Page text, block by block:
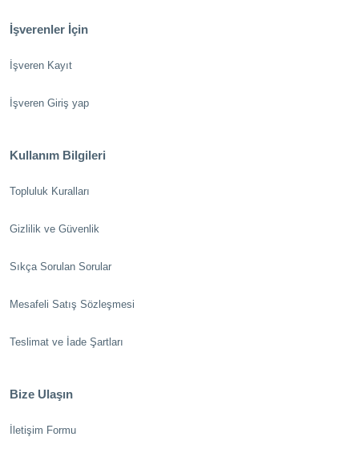
İşverenler İçin
İşveren Kayıt
İşveren Giriş yap
Kullanım Bilgileri
Topluluk Kuralları
Gizlilik ve Güvenlik
Sıkça Sorulan Sorular
Mesafeli Satış Sözleşmesi
Teslimat ve İade Şartları
Bize Ulaşın
İletişim Formu